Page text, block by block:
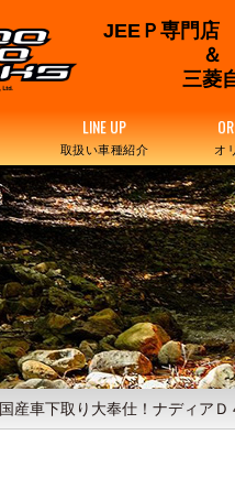
JEEＰ専門店
三菱自
LINE UP
取扱い車種紹介 オ
国産車下取り大奉仕！ナディア